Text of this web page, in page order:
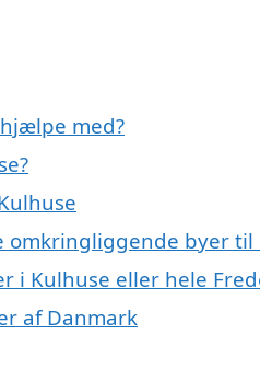
med?
omkringliggende byer til
i Kulhuse eller hele
af Danmark